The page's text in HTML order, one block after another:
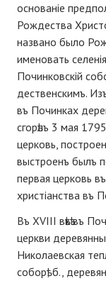
основаніе
Рождества
названо было
именовать
Починковскій
дественскимъ.
въ Починках
сгорѣлъ 3 мая
церковь,
выстроенъ былъ
первая церковь
христіанства въ
Въ ХVІІІ вѣкѣ въ
церкви
Николаевская
соборѣ; б.,